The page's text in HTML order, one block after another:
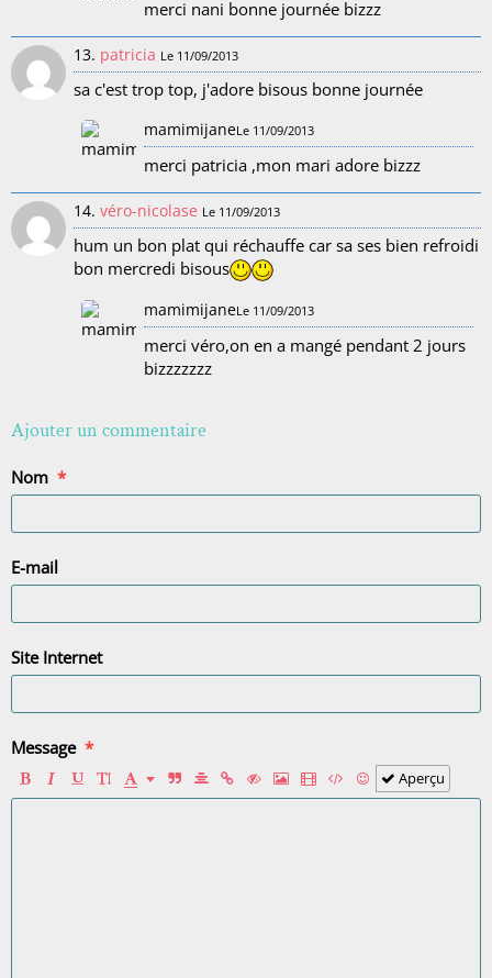
merci nani bonne journée bizzz
13. patricia Le 11/09/2013
sa c'est trop top, j'adore bisous bonne journée
mamimijaneLe 11/09/2013
merci patricia ,mon mari adore bizzz
14. véro-nicolase Le 11/09/2013
hum un bon plat qui réchauffe car sa ses bien refroidi
bon mercredi bisous
mamimijaneLe 11/09/2013
merci véro,on en a mangé pendant 2 jours
bizzzzzzz
Ajouter un commentaire
Nom
E-mail
Site Internet
Message
Aperçu